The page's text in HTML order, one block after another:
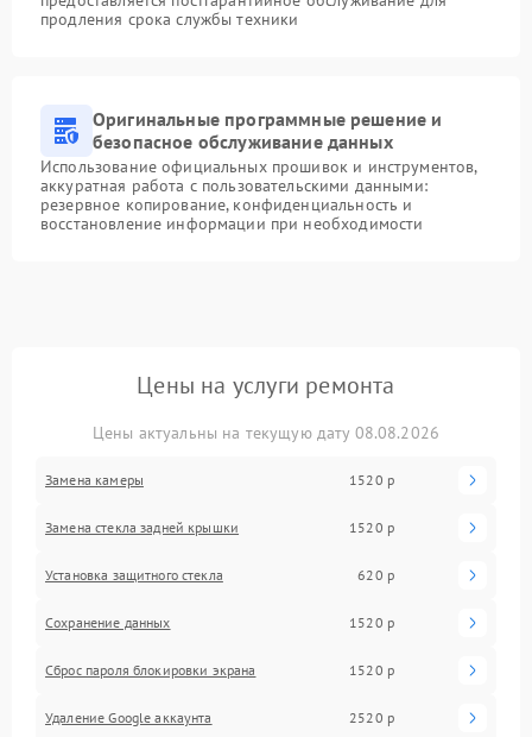
продления срока службы техники
Оригинальные программные решение и
безопасное обслуживание данных
Использование официальных прошивок и инструментов,
аккуратная работа с пользовательскими данными:
резервное копирование, конфиденциальность и
восстановление информации при необходимости
Цены на услуги ремонта
Цены актуальны на текущую дату 08.08.2026
Замена камеры 1520 р
Замена стекла задней крышки 1520 р
Установка защитного стекла 620 р
Сохранение данных 1520 р
Сброс пароля блокировки экрана 1520 р
Удаление Google аккаунта 2520 р